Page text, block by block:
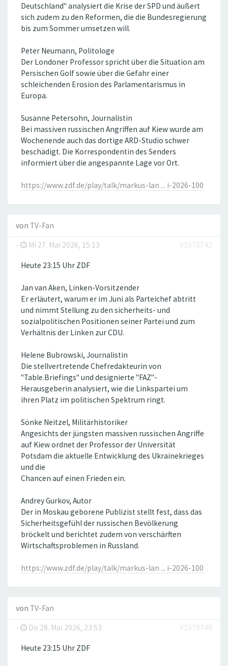
Deutschland" analysiert die Krise der SPD und äußert
sich zudem zu den Reformen, die die Bundesregierung
bis zum Sommer umsetzen will.
Peter Neumann, Politologe
Der Londoner Professor spricht über die Situation am
Persischen Golf sowie über die Gefahr einer
schleichenden Erosion des Parlamentarismus in
Europa.
Susanne Petersohn, Journalistin
Bei massiven russischen Angriffen auf Kiew wurde am
Wochenende auch das dortige ARD-Studio schwer
beschädigt. Die Korrespondentin des Senders
informiert über die angespannte Lage vor Ort.
https://www.zdf.de/play/talk/markus-lan ... i-2026-100
von TV-Fan
-
Mi 27. Mai 2026, 15:13 #1570742
Heute 23:15 Uhr ZDF
Jan van Aken, Linken-Vorsitzender
Er erläutert, warum er im Juni als Parteichef abtritt
und nimmt Stellung zu den sicherheits- und
sozialpolitischen Positionen seiner Partei und zum
Verhältnis der Linken zur CDU.
Helene Bubrowski, Journalistin
Die stellvertretende Chefredakteurin von
"Table.Briefings" und designierte "FAZ"-
Herausgeberin analysiert, wie die Linkspartei um
ihren Platz im politischen Spektrum ringt.
Sönke Neitzel, Militärhistoriker
Angesichts der jüngsten massiven russischen Angriffe
auf Kiew ordnet der Professor der Universität
Potsdam die aktuelle Entwicklung des Ukrainekrieges
und die
Chancen auf einen Frieden ein.
Andrey Gurkov, Autor
Der in Moskau geborene Publizist stellt fest, dass das
Sicherheitsgefühl der russischen Bevölkerung
bröckelt und berichtet zudem von verschärften
Wirtschaftsproblemen in Russland.
https://www.zdf.de/play/talk/markus-lan ... i-2026-100
von TV-Fan
-
Do 28. Mai 2026, 23:53 #1570749
Heute 23:15 Uhr ZDF